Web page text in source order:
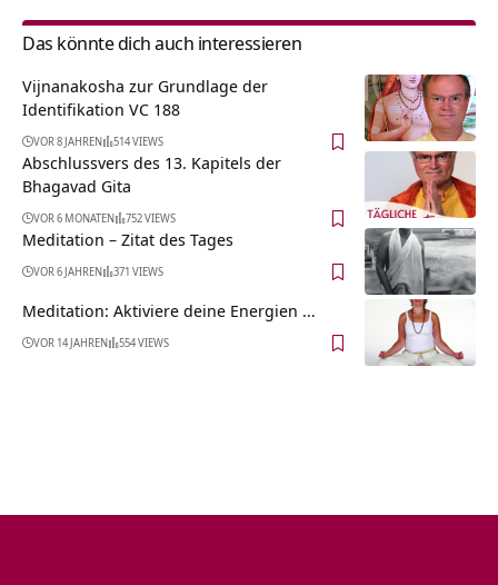
Das könnte dich auch interessieren
Vijnanakosha zur Grundlage der
Identifikation VC 188
VOR 8 JAHREN 514 VIEWS
Abschlussvers des 13. Kapitels der
Bhagavad Gita
VOR 6 MONATEN 752 VIEWS
Meditation – Zitat des Tages
VOR 6 JAHREN 371 VIEWS
Meditation: Aktiviere deine Energien …
VOR 14 JAHREN 554 VIEWS